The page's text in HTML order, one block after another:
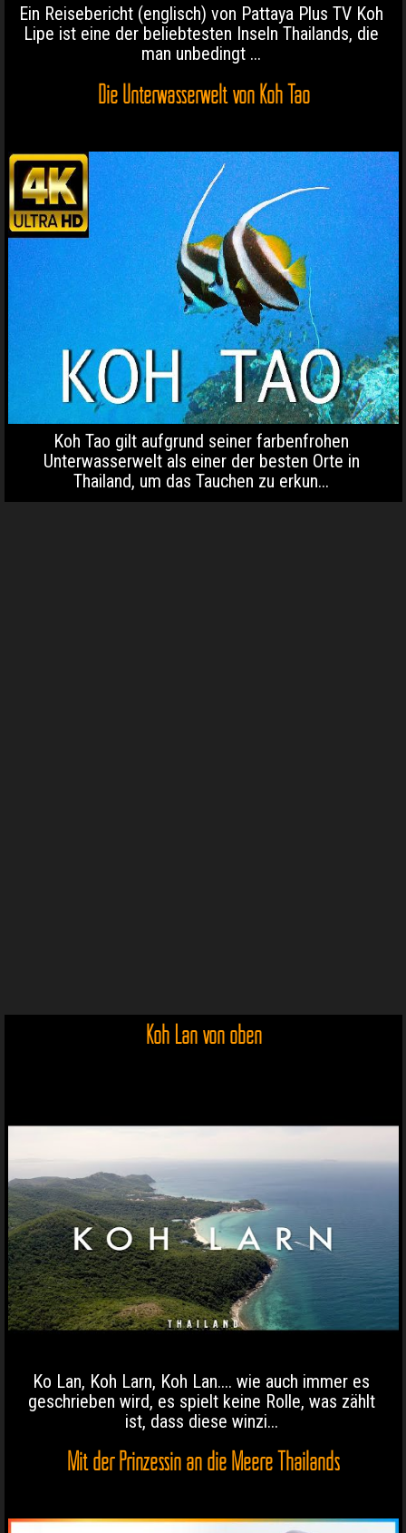
Ein Reisebericht (englisch) von Pattaya Plus TV Koh
Lipe ist eine der beliebtesten Inseln Thailands, die
man unbedingt ...
Die Unterwasserwelt von Koh Tao
Koh Tao gilt aufgrund seiner farbenfrohen
Unterwasserwelt als einer der besten Orte in
Thailand, um das Tauchen zu erkun...
Koh Lan von oben
Ko Lan, Koh Larn, Koh Lan.... wie auch immer es
geschrieben wird, es spielt keine Rolle, was zählt
ist, dass diese winzi...
Mit der Prinzessin an die Meere Thailands